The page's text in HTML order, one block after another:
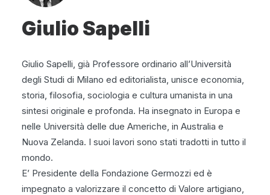
Giulio Sapelli
Giulio Sapelli, già Professore ordinario all’Università
degli Studi di Milano ed editorialista, unisce economia,
storia, filosofia, sociologia e cultura umanista in una
sintesi originale e profonda. Ha insegnato in Europa e
nelle Università delle due Americhe, in Australia e
Nuova Zelanda. I suoi lavori sono stati tradotti in tutto il
mondo.
E’ Presidente della Fondazione Germozzi ed è
impegnato a valorizzare il concetto di Valore artigiano,